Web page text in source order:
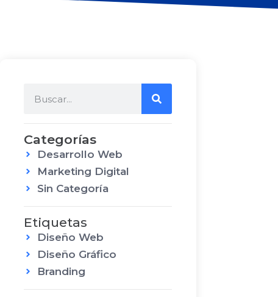
Categorías
Desarrollo Web
Marketing Digital
Sin Categoría
Etiquetas
Diseño Web
Diseño Gráfico
Branding